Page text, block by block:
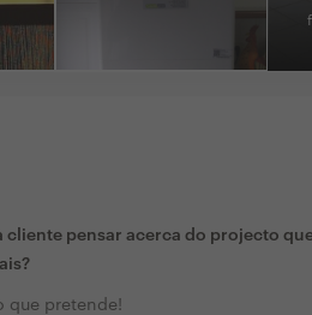
cliente pensar acerca do projecto
que pretende!